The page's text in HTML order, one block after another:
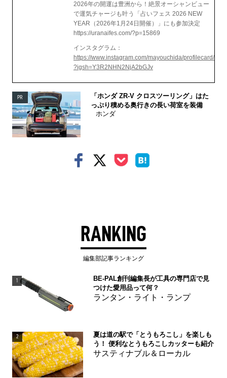
2026年の開運は豊洲から！絶景オーシャンビュー
で運気チャージも叶う「占いフェス 2026 NEW
YEAR（2026年1月24日開催）」にも参加決定
https://uranaifes.com/?p=15869
インスタグラム：
https://www.instagram.com/mayouchida/profilecard/
?igsh=Y3R2NHN2NjA2bGJv
PR
「ホンダ ZR-V クロスツーリング」はた
っぷり積める奥行きの長い荷室を装備
ホンダ
RANKING
編集部記事ランキング
1
BE-PAL創刊編集長が工具の専門店で見
つけた愛用品って何？
ランタン・ライト・ランプ
2
夏は道の駅で「とうもろこし」を楽しも
う！ 便利なとうもろこしカッターも紹介
サスティナブル＆ローカル